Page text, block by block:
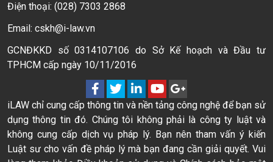
Điện thoại: (028) 7303 2868
Email: cskh@i-law.vn
GCNĐKKD số 0314107106 do Sở Kế hoạch và Đầu tư
TPHCM cấp ngày 10/11/2016
iLAW chỉ cung cấp thông tin và nền tảng công nghệ để bạn sử
dụng thông tin đó. Chúng tôi không phải là công ty luật và
không cung cấp dịch vụ pháp lý. Bạn nên tham vấn ý kiến
Luật sư cho vấn đề pháp lý mà bạn đang cần giải quyết. Vui